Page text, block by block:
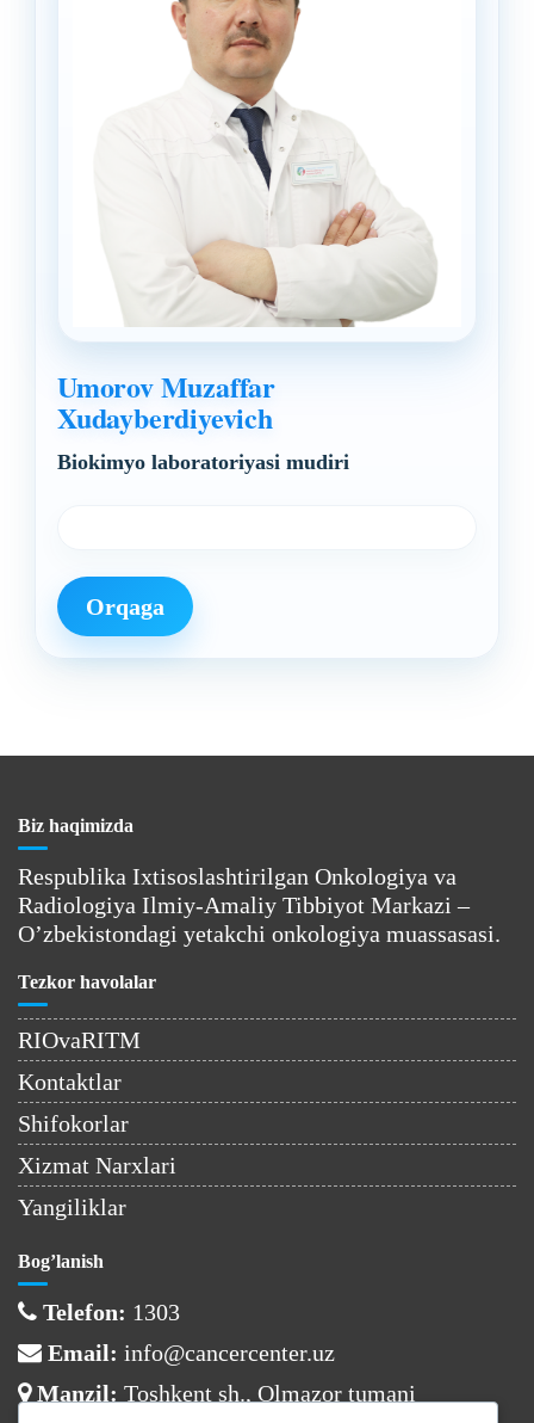
Umorov Muzaffar
Xudayberdiyevich
Biokimyo laboratoriyasi mudiri
Orqaga
Biz haqimizda
Respublika Ixtisoslashtirilgan Onkologiya va
Radiologiya Ilmiy-Amaliy Tibbiyot Markazi –
O’zbekistondagi yetakchi onkologiya muassasasi.
Tezkor havolalar
RIOvaRITM
Kontaktlar
Shifokorlar
Xizmat Narxlari
Yangiliklar
Bog’lanish
Telefon: 1303
Email: info@cancercenter.uz
Manzil: Toshkent sh., Olmazor tumani